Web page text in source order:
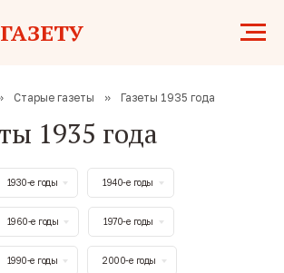
ГАЗЕТУ
Старые газеты » Газеты 1935 года
1935 года
1930-е годы 1940-е годы
1960-е годы 1970-е годы
1990-е годы 2000-е годы